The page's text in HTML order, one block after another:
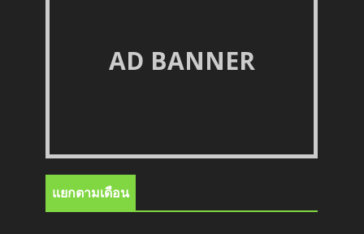
AD BANNER
แยกตามเดือน